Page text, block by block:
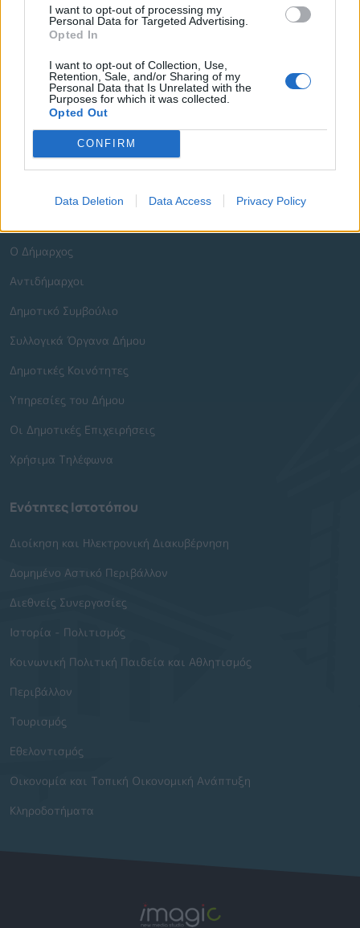
I want to opt-out of processing my
Personal Data for Targeted Advertising.
Opted In
I want to opt-out of Collection, Use,
Retention, Sale, and/or Sharing of my
Personal Data that Is Unrelated with the
Purposes for which it was collected.
Opted Out
CONFIRM
Data Deletion Data Access Privacy Policy
25310-83300
Αστυνομικό Τμήμα
25310-22100
Αρχ. Μουσείο
Ο Δήμαρχος
Αντιδήμαρχοι
Δημοτικό Συμβούλιο
Συλλογικά Όργανα Δήμου
Δημοτικές Κοινότητες
Υπηρεσίες του Δήμου
Οι Δημοτικές Επιχειρήσεις
Χρήσιμα Τηλέφωνα
Ενότητες Ιστοτόπου
Διοίκηση και Ηλεκτρονική Διακυβέρνηση
Δομημένο Αστικό Περιβάλλον
Διεθνείς Συνεργασίες
Ιστορία - Πολιτισμός
Κοινωνική Πολιτική Παιδεία και Αθλητισμός
Περιβάλλον
Τουρισμός
Εθελοντισμός
Οικονομία και Τοπική Οικονομική Ανάπτυξη
Κληροδοτήματα